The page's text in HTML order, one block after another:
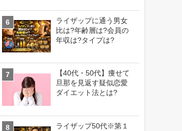
ライザップに通う男女
比は?年齢層は?会員の
年収は?タイプは?
【40代・50代】痩せて
旦那を見返す疑似恋愛
ダイエット法とは?
ライザップ50代※第１